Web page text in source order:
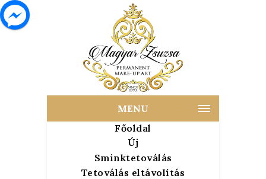
MENU
Főoldal
Új
Sminktetoválás
Tetoválás eltávolítás